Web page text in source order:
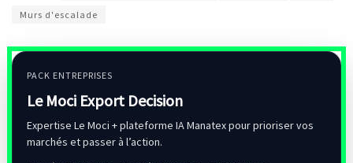
Murs d'escalade
PACK ENTREPRISES
Le Moci Export Decision
Expertise Le Moci + plateforme IA Manatex pour prioriser vos
marchés et passer à l’action.